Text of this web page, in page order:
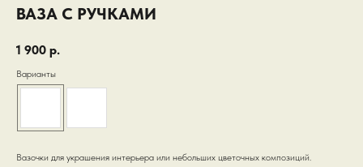
ВАЗА С РУЧКАМИ
1 900 р.
Варианты
Вазочки для украшения интерьера или небольших цветочных композиций.